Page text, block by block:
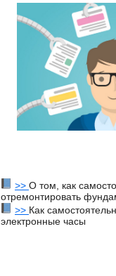
>> О том, как
отремонтировать
>> Как
электронные часы